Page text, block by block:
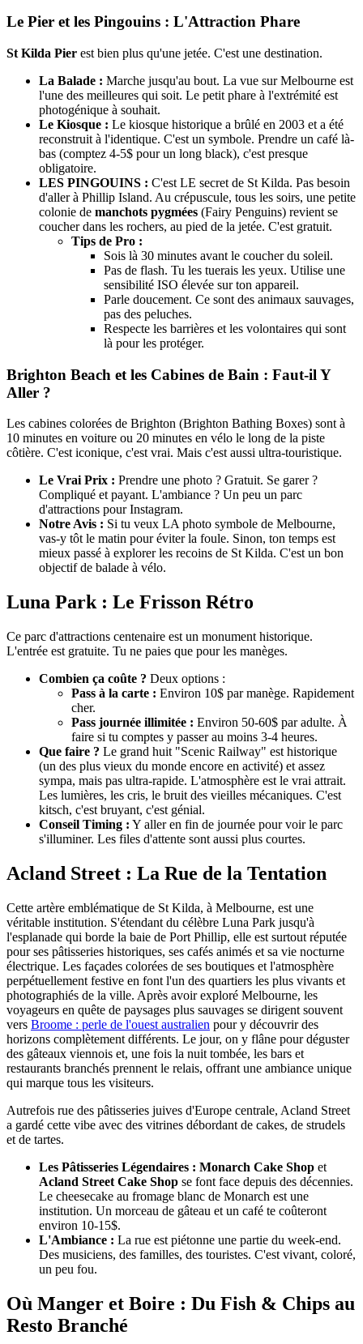
Le Pier et les Pingouins : L'Attraction Phare
St Kilda Pier est bien plus qu'une jetée. C'est une destination.
La Balade : Marche jusqu'au bout. La vue sur Melbourne est
l'une des meilleures qui soit. Le petit phare à l'extrémité est
photogénique à souhait.
Le Kiosque : Le kiosque historique a brûlé en 2003 et a été
reconstruit à l'identique. C'est un symbole. Prendre un café là-
bas (comptez 4-5$ pour un long black), c'est presque
obligatoire.
LES PINGOUINS : C'est LE secret de St Kilda. Pas besoin
d'aller à Phillip Island. Au crépuscule, tous les soirs, une petite
colonie de manchots pygmées (Fairy Penguins) revient se
coucher dans les rochers, au pied de la jetée. C'est gratuit.
Tips de Pro :
Sois là 30 minutes avant le coucher du soleil.
Pas de flash. Tu les tuerais les yeux. Utilise une
sensibilité ISO élevée sur ton appareil.
Parle doucement. Ce sont des animaux sauvages,
pas des peluches.
Respecte les barrières et les volontaires qui sont
là pour les protéger.
Brighton Beach et les Cabines de Bain : Faut-il Y
Aller ?
Les cabines colorées de Brighton (Brighton Bathing Boxes) sont à
10 minutes en voiture ou 20 minutes en vélo le long de la piste
côtière. C'est iconique, c'est vrai. Mais c'est aussi ultra-touristique.
Le Vrai Prix : Prendre une photo ? Gratuit. Se garer ?
Compliqué et payant. L'ambiance ? Un peu un parc
d'attractions pour Instagram.
Notre Avis : Si tu veux LA photo symbole de Melbourne,
vas-y tôt le matin pour éviter la foule. Sinon, ton temps est
mieux passé à explorer les recoins de St Kilda. C'est un bon
objectif de balade à vélo.
Luna Park : Le Frisson Rétro
Ce parc d'attractions centenaire est un monument historique.
L'entrée est gratuite. Tu ne paies que pour les manèges.
Combien ça coûte ? Deux options :
Pass à la carte : Environ 10$ par manège. Rapidement
cher.
Pass journée illimitée : Environ 50-60$ par adulte. À
faire si tu comptes y passer au moins 3-4 heures.
Que faire ? Le grand huit "Scenic Railway" est historique
(un des plus vieux du monde encore en activité) et assez
sympa, mais pas ultra-rapide. L'atmosphère est le vrai attrait.
Les lumières, les cris, le bruit des vieilles mécaniques. C'est
kitsch, c'est bruyant, c'est génial.
Conseil Timing : Y aller en fin de journée pour voir le parc
s'illuminer. Les files d'attente sont aussi plus courtes.
Acland Street : La Rue de la Tentation
Cette artère emblématique de St Kilda, à Melbourne, est une
véritable institution. S'étendant du célèbre Luna Park jusqu'à
l'esplanade qui borde la baie de Port Phillip, elle est surtout réputée
pour ses pâtisseries historiques, ses cafés animés et sa vie nocturne
électrique. Les façades colorées de ses boutiques et l'atmosphère
perpétuellement festive en font l'un des quartiers les plus vivants et
photographiés de la ville. Après avoir exploré Melbourne, les
voyageurs en quête de paysages plus sauvages se dirigent souvent
vers Broome : perle de l'ouest australien pour y découvrir des
horizons complètement différents. Le jour, on y flâne pour déguster
des gâteaux viennois et, une fois la nuit tombée, les bars et
restaurants branchés prennent le relais, offrant une ambiance unique
qui marque tous les visiteurs.
Autrefois rue des pâtisseries juives d'Europe centrale, Acland Street
a gardé cette vibe avec des vitrines débordant de cakes, de strudels
et de tartes.
Les Pâtisseries Légendaires : Monarch Cake Shop et
Acland Street Cake Shop se font face depuis des décennies.
Le cheesecake au fromage blanc de Monarch est une
institution. Un morceau de gâteau et un café te coûteront
environ 10-15$.
L'Ambiance : La rue est piétonne une partie du week-end.
Des musiciens, des familles, des touristes. C'est vivant, coloré,
un peu fou.
Où Manger et Boire : Du Fish & Chips au
Resto Branché